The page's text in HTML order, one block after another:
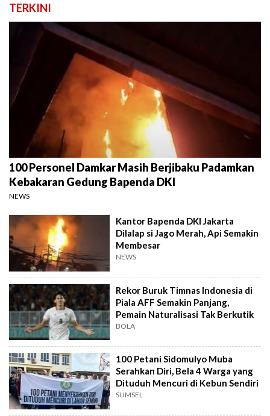
TERKINI
100 Personel Damkar Masih Berjibaku Padamkan
Kebakaran Gedung Bapenda DKI
NEWS
Kantor Bapenda DKI Jakarta
Dilalap si Jago Merah, Api Semakin
Membesar
NEWS
Rekor Buruk Timnas Indonesia di
Piala AFF Semakin Panjang,
Pemain Naturalisasi Tak Berkutik
BOLA
100 Petani Sidomulyo Muba
Serahkan Diri, Bela 4 Warga yang
Dituduh Mencuri di Kebun Sendiri
SUMSEL